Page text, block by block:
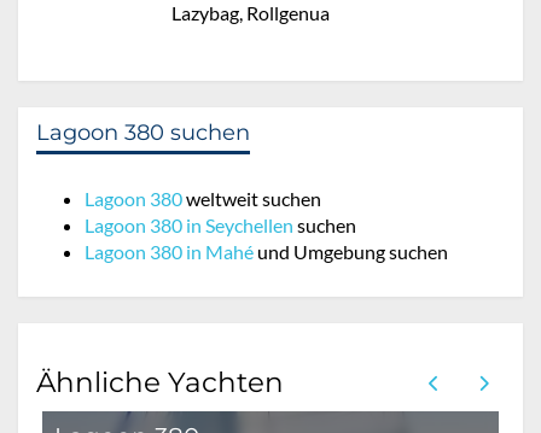
Lazybag, Rollgenua
Lagoon 380 suchen
Lagoon 380weltweit suchen
Lagoon 380 in Seychellen suchen
Lagoon 380 in Mahé und Umgebung suchen
Ähnliche Yachten